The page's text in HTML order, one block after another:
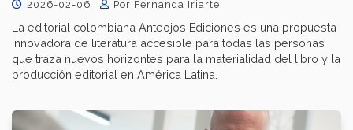
2026-02-06 Por Fernanda Iriarte
La editorial colombiana Anteojos Ediciones es una propuesta
innovadora de literatura accesible para todas las personas
que traza nuevos horizontes para la materialidad del libro y la
producción editorial en América Latina.